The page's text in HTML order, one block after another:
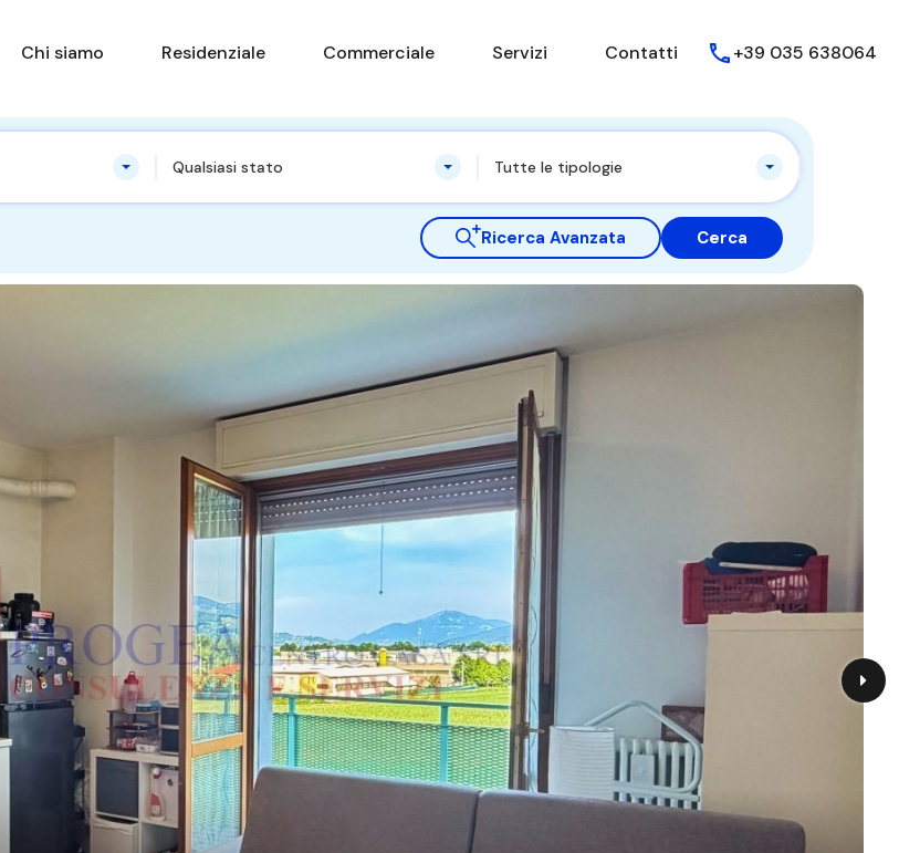
Chi siamo Residenziale Commerciale Servizi Contatti +39 035 638064
Qualsiasi stato Tutte le tipologie
Ricerca Avanzata Cerca